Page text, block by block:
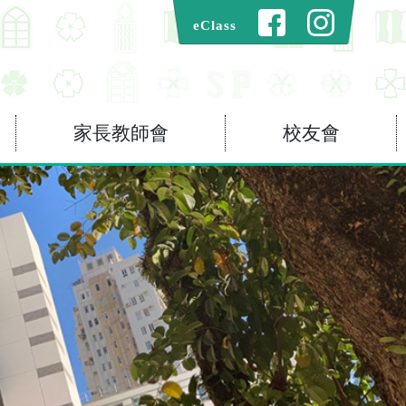
eClass
家長教師會 校友會